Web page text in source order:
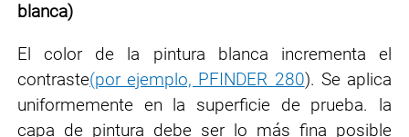
blanca)
El color de la pintura blanca incrementa el
contraste(por ejemplo, PFINDER 280). Se aplica
uniformemente en la superficie de prueba. la
capa de pintura debe ser lo más fina posible